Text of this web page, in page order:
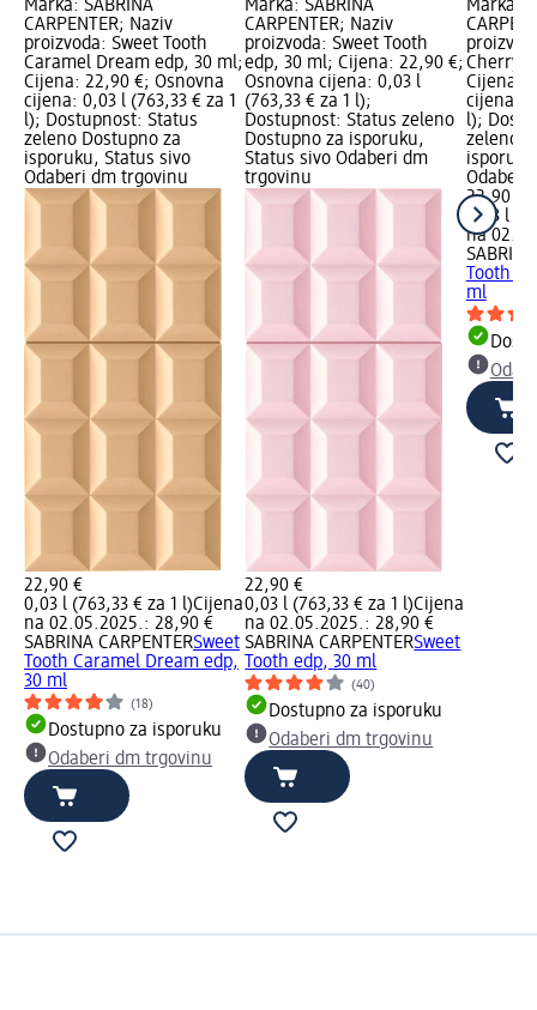
Marka: SABRINA
CARPENTER; Naziv
proizvoda: Sweet Tooth
Caramel Dream edp, 30 ml;
Cijena: 22,90 €; Osnovna
cijena: 0,03 l (763,33 € za 1
l); Dostupnost: Status
zeleno Dostupno za
isporuku, Status sivo
Odaberi dm trgovinu
22,90 €
0,03 l (763,33 € za 1 l)Cijena
na 02.05.2025.: 28,90 €
SABRINA CARPENTERSweet
Tooth Caramel Dream edp,
30 ml
(18)
Dostupno za isporuku
Odaberi dm trgovinu
Marka: SABRINA
CARPENTER; Naziv
proizvoda: Sweet Tooth
edp, 30 ml; Cijena: 22,90 €;
Osnovna cijena: 0,03 l
(763,33 € za 1 l);
Dostupnost: Status zeleno
Dostupno za isporuku,
Status sivo Odaberi dm
trgovinu
22,90 €
0,03 l (763,33 € za 1 l)Cijena
na 02.05.2025.: 28,90 €
SABRINA CARPENTERSweet
Tooth edp, 30 ml
(40)
Dostupno za isporuku
Odaberi dm trgovinu
Marka:
Cherry
Cijena:
cijena:
l);
zeleno
Odaberi
22,90 €
0,03 l
na
Tooth
ml